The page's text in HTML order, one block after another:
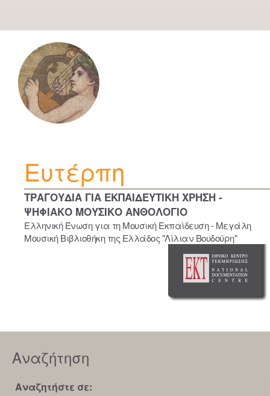
navigation
Ευτέρπη
ΤΡΑΓΟΥΔΙΑ ΓΙΑ ΕΚΠΑΙΔΕΥΤΙΚΗ ΧΡΗΣΗ -
ΨΗΦΙΑΚΟ ΜΟΥΣΙΚΟ ΑΝΘΟΛΟΓΙΟ
Ελληνική Ένωση για τη Μουσική Εκπαίδευση - Μεγάλη
Μουσική Βιβλιοθήκη της Ελλάδος "Λίλιαν Βουδούρη"
Αναζήτηση
Αναζητήστε σε: